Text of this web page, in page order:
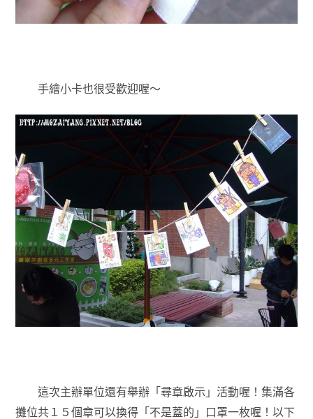
手繪小卡也很受歡迎喔～
這次主辦單位還有舉辦「尋章啟示」活動喔！集滿各
攤位共１５個章可以換得「不是蓋的」口罩一枚喔！以下